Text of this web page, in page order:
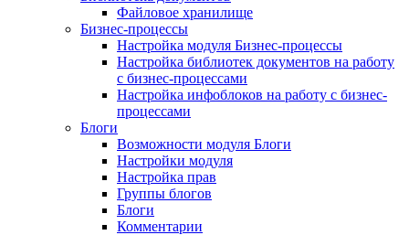
Файловое хранилище
Бизнес-процессы
Настройка модуля Бизнес-процессы
Настройка библиотек документов на работу
с бизнес-процессами
Настройка инфоблоков на работу с бизнес-
процессами
Блоги
Возможности модуля Блоги
Настройки модуля
Настройка прав
Группы блогов
Блоги
Комментарии